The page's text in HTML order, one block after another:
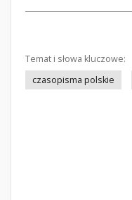
Temat i słowa kluczowe:
czasopisma polskie